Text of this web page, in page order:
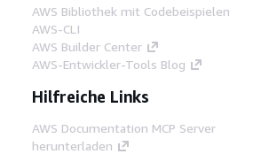
AWS Bibliothek mit Codebeispielen
AWS-CLI
AWS Builder Center
AWS-Entwickler-Tools Blog
Hilfreiche Links
AWS Documentation MCP Server
herunterladen